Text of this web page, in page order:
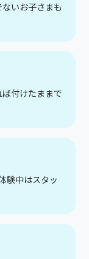
いお子さまも
付けたままで
験中はスタッ